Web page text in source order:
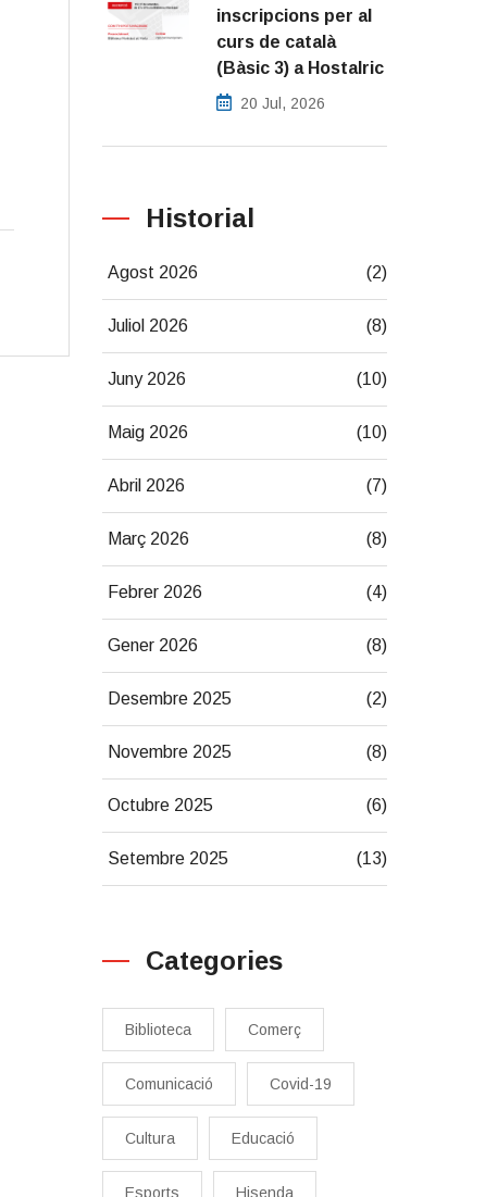
inscripcions per al
curs de català
(Bàsic 3) a Hostalric
20 Jul, 2026
Historial
Agost 2026 (2)
Juliol 2026 (8)
Juny 2026 (10)
Maig 2026 (10)
Abril 2026 (7)
Març 2026 (8)
Febrer 2026 (4)
Gener 2026 (8)
Desembre 2025 (2)
Novembre 2025 (8)
Octubre 2025 (6)
Setembre 2025 (13)
Categories
Biblioteca Comerç
Comunicació Covid-19
Cultura Educació
Esports Hisenda